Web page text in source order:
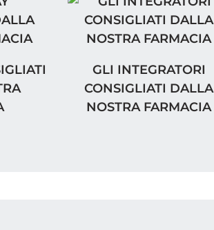
FARMACIA
DALLA NOSTRA FARMACIA
GLI INTEGRATORI
GLI INTEGRATORI
CONSIGLIATI DALLA
NOSTRA FARMACIA